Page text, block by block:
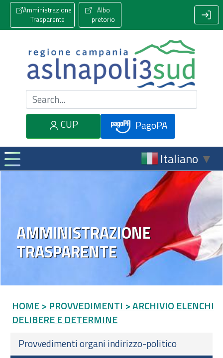
Amministrazione
Trasparente
Albo
pretorio
Cerca nel sito
CUP
PagoPA
Italiano ▼
AMMINISTRAZIONE
TRASPARENTE
HOME > PROVVEDIMENTI > ARCHIVIO ELENCHI
DELIBERE E DETERMINE
Provvedimenti organi indirizzo-politico